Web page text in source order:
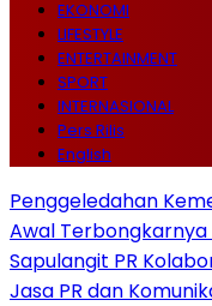
EKONOMI
LIFESTYLE
ENTERTAINMENT
SPORT
INTERNASIONAL
Pers Rilis
English
Penggeledahan
Awal Terbongkarnya
Sapulangit PR
Jasa PR dan